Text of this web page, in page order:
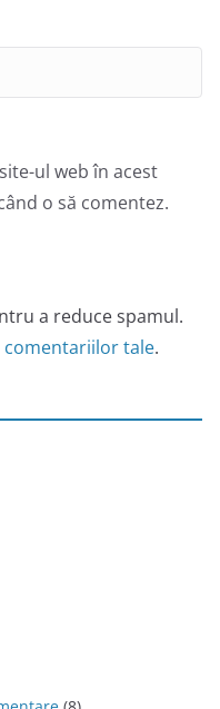
ul web în acest
o să comentez.
a reduce spamul.
comentariilor tale.